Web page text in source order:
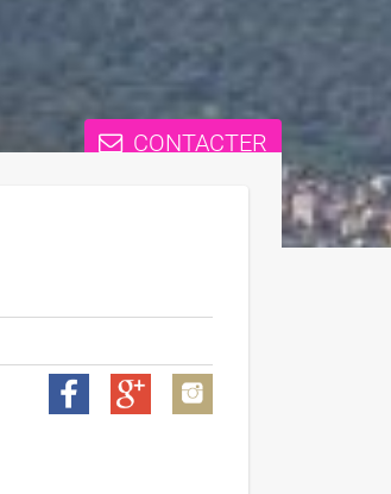
CONTACTER